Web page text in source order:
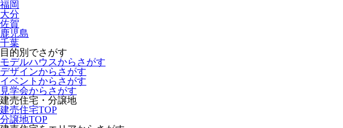
福岡
大分
佐賀
鹿児島
千葉
目的別でさがす
モデルハウスからさがす
デザインからさがす
イベントからさがす
見学会からさがす
建売住宅・分譲地
建売住宅TOP
分譲地TOP